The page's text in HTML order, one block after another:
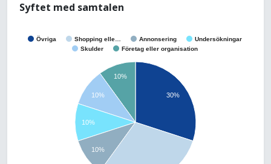
Syftet med samtalen
Övriga Shopping elle… Annonsering
Undersökningar
Skulder
Företag eller organisation
30%
10%
10%
10%
10%